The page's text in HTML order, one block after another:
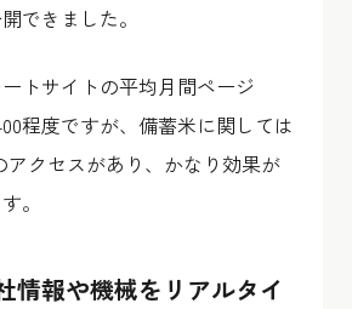
できました。
トサイトの平均月間ページ
程度ですが、備蓄米に関しては
アクセスがあり、かなり効果が
。
情報や機械をリアルタイ